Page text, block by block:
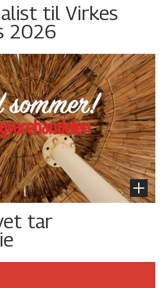
til Virkes
2026
tar